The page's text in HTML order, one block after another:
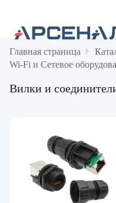
Главная страница
Wi-Fi и Сетевое
Вилки и